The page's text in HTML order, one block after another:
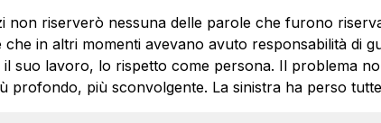
non riserverò nessuna delle parole che furono
che in altri momenti avevano avuto responsabilità di
il suo lavoro, lo rispetto come persona. Il problema
profondo, più sconvolgente. La sinistra ha perso